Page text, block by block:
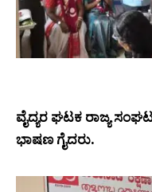
ವೈದ್ಯರ ಘಟಕ ರಾಜ್ಯ
ಭಾಷಣ ಗೈದರು.